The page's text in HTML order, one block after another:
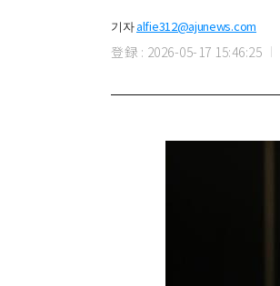
기자alfie312@ajunews.com
登録 : 2026-05-17 15:46:25